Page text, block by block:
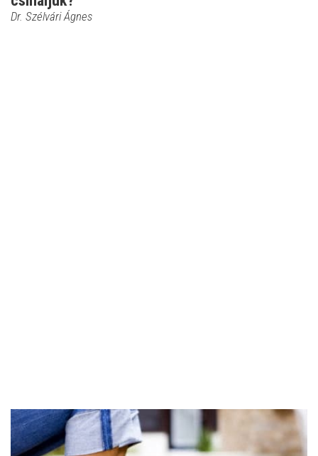
Dr. Szélvári Ágnes